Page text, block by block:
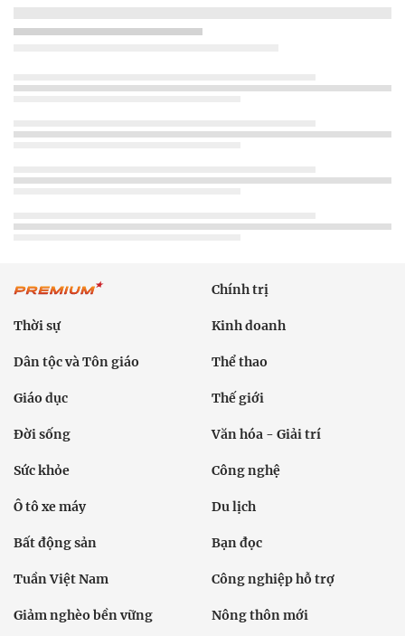
Chính trị
Thời sự Kinh doanh
Dân tộc và Tôn giáo Thể thao
Giáo dục Thế giới
Đời sống Văn hóa - Giải trí
Sức khỏe Công nghệ
Ô tô xe máy Du lịch
Bất động sản Bạn đọc
Tuần Việt Nam Công nghiệp hỗ trợ
Giảm nghèo bền vững Nông thôn mới